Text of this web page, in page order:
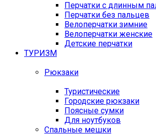
Перчатки с длинным
Перчатки без пальцев
Велоперчатки зимние
Велоперчатки женские
Детские перчатки
ТУРИЗМ
Рюкзаки
Туристические
Городские рюкзаки
Поясные сумки
Для ноутбуков
Спальные мешки